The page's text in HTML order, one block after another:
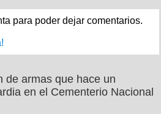
para poder dejar comentarios.
de armas que hace un
en el Cementerio Nacional